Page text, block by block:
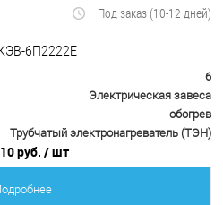
Под заказ (10-12 дней)
6П2222Е
6
Электрическая завеса
обогрев
Трубчатый электронагреватель (ТЭН)
руб. / шт